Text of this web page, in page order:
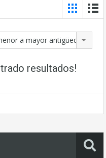
a mayor antigüedad
resultados!